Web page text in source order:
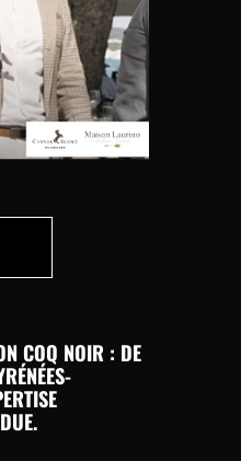
L’ENFANT DU
2
»
COQ NOIR : DE